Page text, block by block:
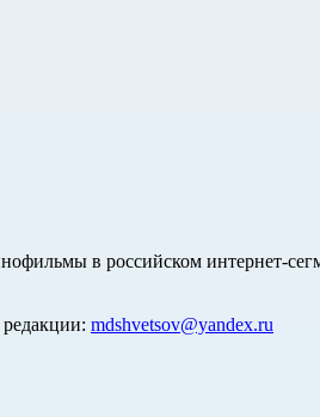
в российском интернет-
mdshvetsov@yandex.ru